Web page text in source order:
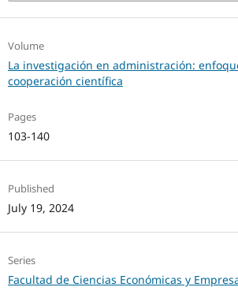
Volume
La investigación en administración:
cooperación científica
Pages
103-140
Published
July 19, 2024
Series
Facultad de Ciencias Económicas y